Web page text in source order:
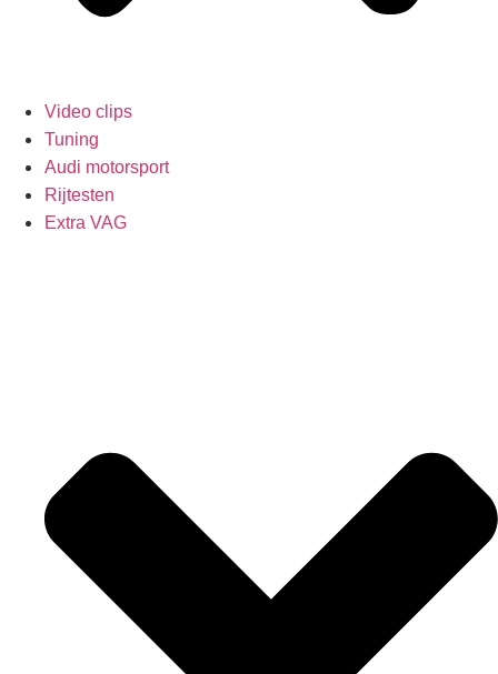
Video clips
Tuning
Audi motorsport
Rijtesten
Extra VAG